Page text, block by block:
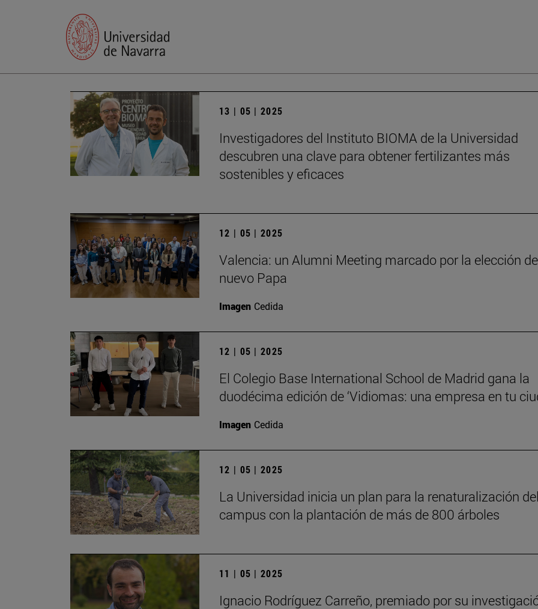
13 | 05 | 2025
Investigadores del Instituto BIOMA de la Universidad
descubren una clave para obtener fertilizantes más
sostenibles y eficaces
12 | 05 | 2025
Valencia: un Alumni Meeting marcado por la elección
nuevo Papa
Imagen Cedida
12 | 05 | 2025
El Colegio Base International School de Madrid gana la
duodécima edición de ‘Vidiomas: una empresa en tu
Imagen Cedida
12 | 05 | 2025
La Universidad inicia un plan para la renaturalización del
campus con la plantación de más de 800 árboles
11 | 05 | 2025
Ignacio Rodríguez Carreño, premiado por su